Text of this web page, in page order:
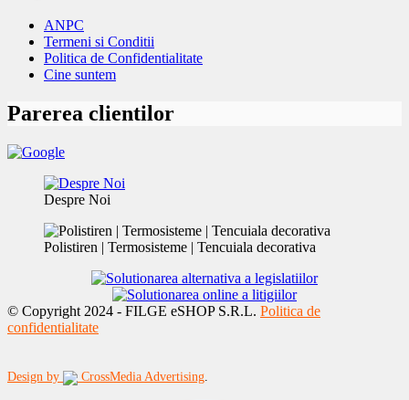
ANPC
Termeni si Conditii
Politica de Confidentialitate
Cine suntem
Parerea clientilor
Despre Noi
Polistiren | Termosisteme | Tencuiala decorativa
© Copyright 2024 - FILGE eSHOP S.R.L. Politica de
confidentialitate
Design by CrossMedia Advertising